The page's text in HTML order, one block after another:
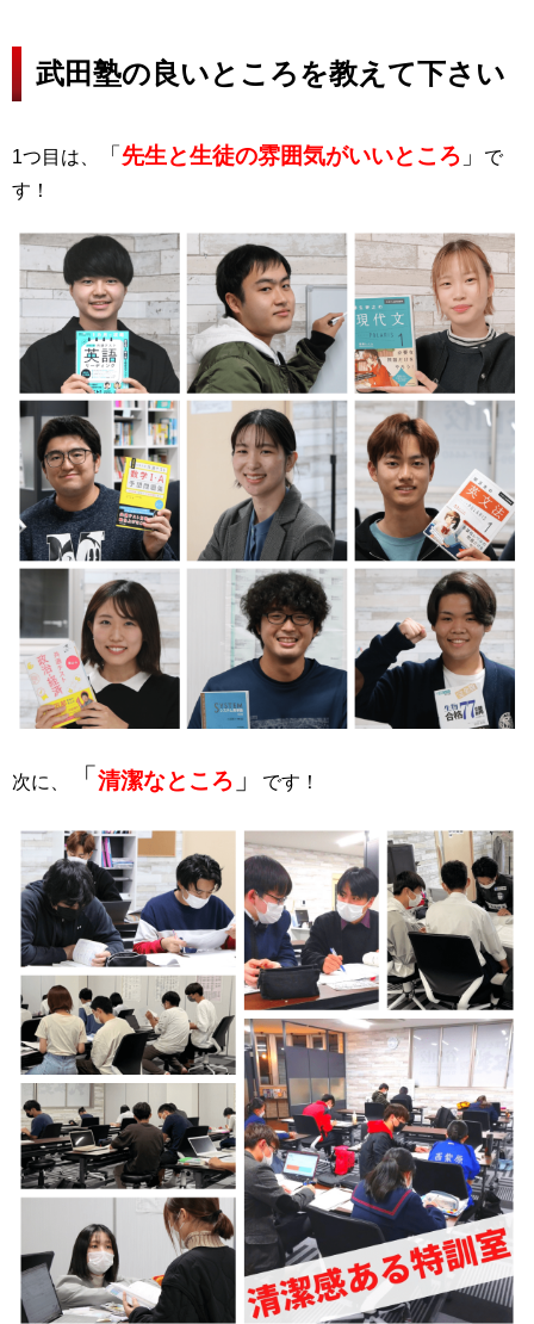
武田塾の良いところを教えて下さい
1つ目は、 「 先生と生徒の雰囲気がいいところ 」
で
す！
次に、 「 清潔なところ 」 です！